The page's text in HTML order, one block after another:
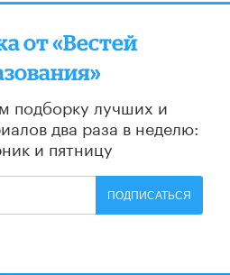
от «Вестей
подборку лучших и
два раза в неделю:
и пятницу
ПОДПИСАТЬСЯ